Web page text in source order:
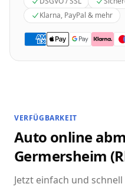
Klarna, PayPal & mehr
VERFÜGBARKEIT
Auto online
Germersheim
Jetzt einfach und